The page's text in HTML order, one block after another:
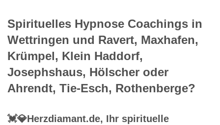
Spirituelles Hypnose Coachings in
Wettringen und Ravert, Maxhafen,
Krümpel, Klein Haddorf,
Josephshaus, Hölscher oder
Ahrendt, Tie-Esch, Rothenberge?
💓️💎Herzdiamant.de, Ihr spirituelle